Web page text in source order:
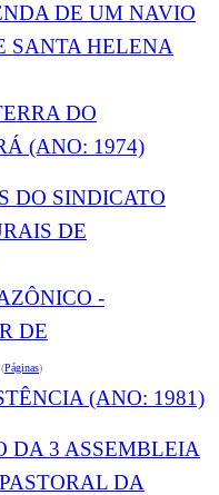
DE UM NAVIO
SANTA HELENA
DO
(ANO: 1974)
DO SINDICATO
DE
-
DE
Páginas)
(ANO: 1981)
DA 3 ASSEMBLEIA
DA